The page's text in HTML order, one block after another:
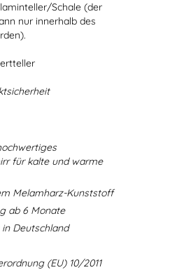
Schale (der
nur innerhalb des
für kalte und warme
Melamharz-Kunststoff
ab 6 Monate
Deutschland
(EU) 10/2011